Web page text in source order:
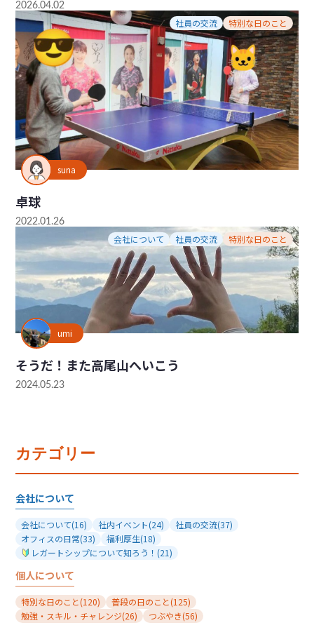
2026.04.02
社員の交流 特別な日のこと
suna
卓球
2022.01.26
会社について 社員の交流 特別な日のこと
umi
そうだ！また高尾山へいこう
2024.05.23
カテゴリー
会社について
会社について(16) 社内イベント(24) 社員の交流(37)
オフィスの日常(33) 福利厚生(18)
レガートシップについて知ろう！ (21)
個人について
特別な日のこと(120) 普段の日のこと(125)
勉強・スキル・チャレンジ(26) つぶやき(56)